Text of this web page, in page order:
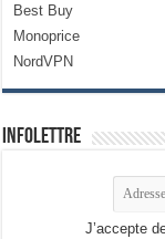
Best Buy
Monoprice
NordVPN
Infolettre
J’accepte